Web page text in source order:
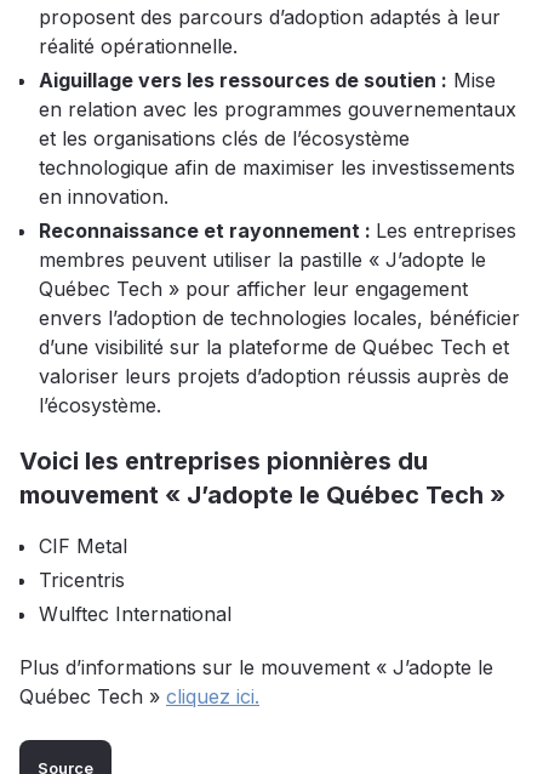
proposent des parcours d’adoption adaptés à leur
réalité opérationnelle.
Aiguillage vers les ressources de soutien : Mise
en relation avec les programmes gouvernementaux
et les organisations clés de l’écosystème
technologique afin de maximiser les investissements
en innovation.
Reconnaissance et rayonnement : Les entreprises
membres peuvent utiliser la pastille « J’adopte le
Québec Tech » pour afficher leur engagement
envers l’adoption de technologies locales, bénéficier
d’une visibilité sur la plateforme de Québec Tech et
valoriser leurs projets d’adoption réussis auprès de
l’écosystème.
Voici les entreprises pionnières du
mouvement « J’adopte le Québec Tech »
CIF Metal
Tricentris
Wulftec International
Plus d’informations sur le mouvement « J’adopte le
Québec Tech » cliquez ici.
Source